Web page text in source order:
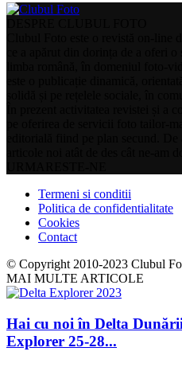
Termeni si conditii
Politica de confidentialitate
Cookies
Contact
© Copyright 2010-2023 Clubul
MAI MULTE ARTICOLE
Hai cu noi în Delta
Explorer 25-28...